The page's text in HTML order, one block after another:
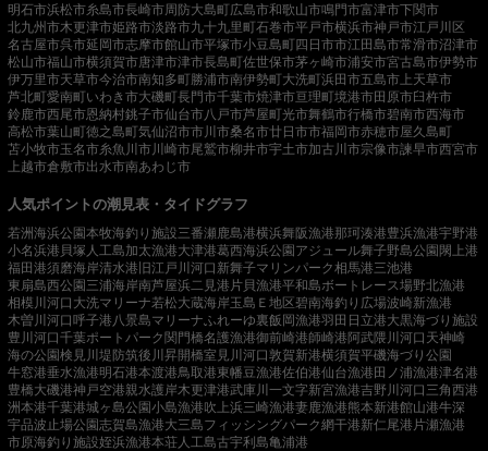
明石市浜松市糸島市長崎市周防大島町広島市和歌山市鳴門市富津市下関市
北九州市木更津市姫路市淡路市九十九里町石巻市平戸市横浜市神戸市江戸川区
名古屋市呉市延岡市志摩市館山市平塚市小豆島町四日市市江田島市常滑市沼津市
松山市福山市横須賀市唐津市津市長島町佐世保市茅ヶ崎市浦安市宮古島市伊勢市
伊万里市天草市今治市南知多町勝浦市南伊勢町大洗町浜田市五島市 上天草市
芦北町愛南町いわき市大磯町長門市千葉市焼津市亘理町境港市田原市臼杵市
鈴鹿市西尾市恩納村銚子市仙台市八戸市芦屋町光市舞鶴市行橋市碧南市西海市
高松市葉山町徳之島町気仙沼市市川市桑名市廿日市市福岡市赤穂市屋久島町
苫小牧市玉名市糸魚川市 川崎市尾鷲市柳井市宇土市加古川市宗像市諫早市西宮市
上越市倉敷市出水市南あわじ市
人気ポイントの潮見表・タイドグラフ
若洲海浜公園本牧海釣り施設三番瀬 鹿島港横浜舞阪漁港那珂湊港豊浜漁港宇野港
小名浜港 貝塚人工島加太漁港大津港葛西海浜公園アジュール舞子野島公園閖上港
福田港須磨海岸清水港 旧江戸川河口 新舞子マリンパーク相馬港三池港
東扇島西公園三浦海岸南芦屋浜二見港 片貝漁港平和島ボートレース場野北漁港
相模川河口 大洗マリーナ若松大蔵海岸玉島Ｅ地区碧南海釣り広場波崎新漁港
木曽川河口呼子港 八景島マリーナふれーゆ裏飯岡漁港羽田 日立港大黒海づり施設
豊川河口千葉ポートパーク関門橋名護漁港御前崎港師崎港阿武隈川河口 天神崎
海の公園検見川堤防筑後川昇開橋室見川河口敦賀新港横須賀平磯海づり公園
牛窓港垂水漁港明石港本渡港鳥取港東幡豆漁港佐伯港仙台漁港田ノ浦漁港津名港
豊橋大磯港神戸空港親水護岸木更津港武庫川一文字新宮漁港吉野川河口 三角西港
洲本港千葉港城ヶ島公園小島漁港吹上浜三崎漁港妻鹿漁港熊本新港館山港牛深
宇品波止場公園志賀島漁港大三島フィッシングパーク網干港新仁尾港 片瀬漁港
市原海釣り施設姪浜漁港本荘人工島古宇利島亀浦港